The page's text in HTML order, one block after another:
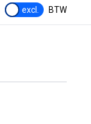
excl. BTW